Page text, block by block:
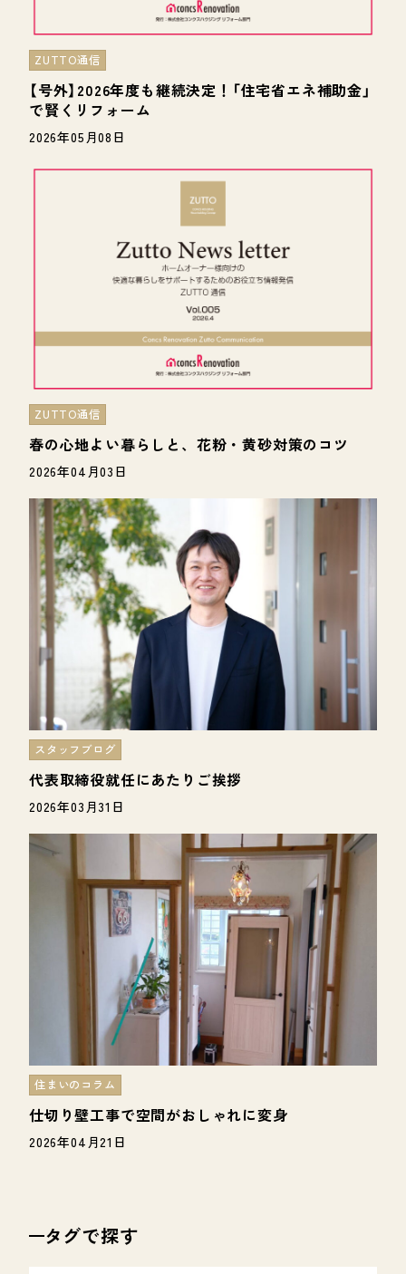
【号外】2026年度も継続決定！「住宅省エネ補助金」
で賢くリフォーム
ZUTTO通信
2026年05月08日
春の心地よい暮らしと、花粉・黄砂対策のコツ
ZUTTO通信
2026年04月03日
代表取締役就任にあたりご挨拶
スタッフブログ
2026年03月31日
仕切り壁工事で空間がおしゃれに変身
住まいのコラム
2026年04月21日
タグで探す